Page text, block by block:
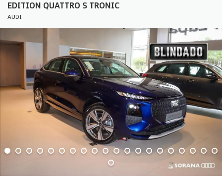
EDITION QUATTRO S TRONIC
AUDI